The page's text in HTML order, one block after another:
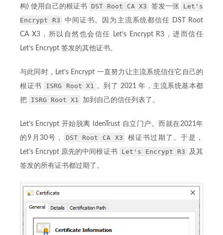
构) 使用自己的根证书
DST Root CA X3 签发一张
Let's
Encrypt R3
中间证书。因为主流系统都信任 DST Root
CA X3，所以自然也会信任 Let’s Encrypt R3，进而信任
Let‘s Encrypt 签发的其他证书。
与此同时，Let’s Encrypt 一直努力让主流系统信任它自己的
根证书
ISRG Root X1
。到了 2021 年，主流系统基本都
把
ISRG Root X1 加到自己的信任列表了。
Let’s Encrypt 开始脱离 IdenTrust 自立门户。而就在2021年
的9月30号，
DST Root CA X3
根证书过期了。于是，
Let’s Encrypt 原先的中间根证书
Let's Encrypt R3
及其
签发的所有证书都过期了。